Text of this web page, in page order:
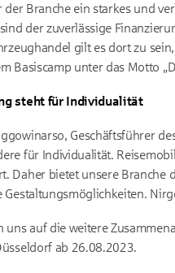
der Branche ein starkes und
sind der zuverlässige
gilt es dort zu
Basiscamp unter das Motto
steht für Individualität
Geschäftsführer
für Individualität.
Daher bietet unsere Branche
Gestaltungsmöglichkeiten.
uns auf die weitere
ab 26.08.2023.